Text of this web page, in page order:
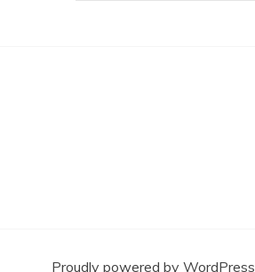
Proudly powered by WordPress